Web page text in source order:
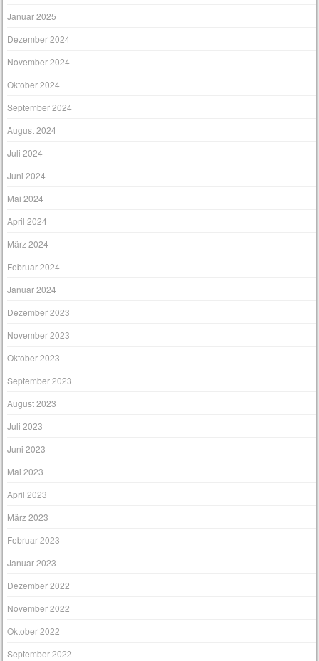
Januar 2025
Dezember 2024
November 2024
Oktober 2024
September 2024
August 2024
Juli 2024
Juni 2024
Mai 2024
April 2024
März 2024
Februar 2024
Januar 2024
Dezember 2023
November 2023
Oktober 2023
September 2023
August 2023
Juli 2023
Juni 2023
Mai 2023
April 2023
März 2023
Februar 2023
Januar 2023
Dezember 2022
November 2022
Oktober 2022
September 2022